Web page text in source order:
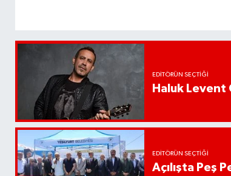
EDITÖRÜN SEÇTIĞI
Haluk Levent
EDITÖRÜN SEÇTIĞI
Açılışta Peş